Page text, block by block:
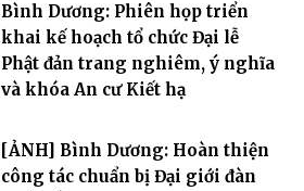
Bình Dương: Phiên họp triển
khai kế hoạch tổ chức Đại lễ
Phật đản trang nghiêm, ý nghĩa
và khóa An cư Kiết hạ
[ẢNH] Bình Dương: Hoàn thiện
công tác chuẩn bị Đại giới đàn